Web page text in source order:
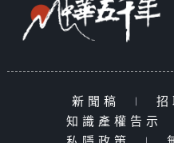
新聞稿 |
知識產權告示